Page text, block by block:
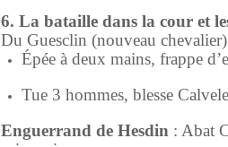
6. La bataille dans la cour et
Du Guesclin (nouveau
Épée à deux mains, frappe
Tue 3 hommes, blesse
Enguerrand de Hesdin : Abat